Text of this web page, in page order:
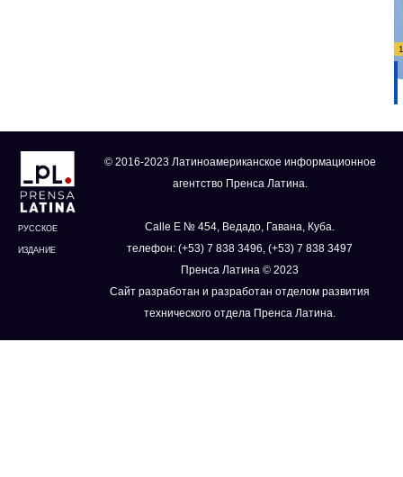
РУССКОЕ
ИЗДАНИЕ
© 2016-2023 Латиноамериканское информационное
агентство Пренса Латина.
Calle E № 454, Ведадо, Гавана, Куба.
телефон: (+53) 7 838 3496, (+53) 7 838 3497
Пренса Латина © 2023
Сайт разработан и разработан отделом развития
технического отдела Пренса Латина.